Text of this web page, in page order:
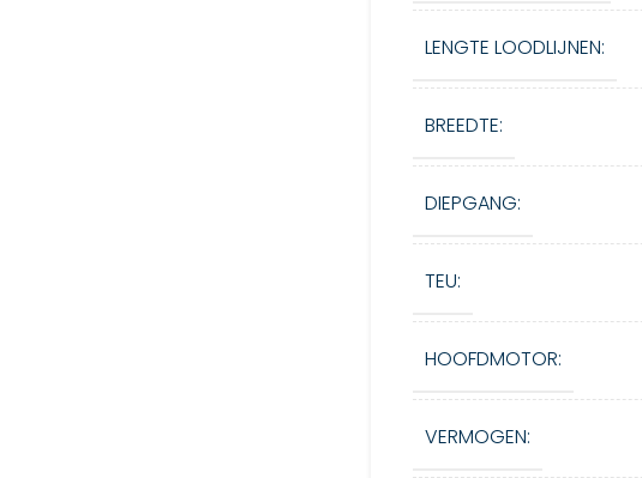
LENGTE LOODLIJNEN:
BREEDTE:
DIEPGANG:
TEU:
HOOFDMOTOR:
VERMOGEN: